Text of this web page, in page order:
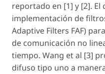
reportado en [1] y [2]. El
implementación de
Adaptive Filters FAF)
de comunicación no
tiempo. Wang et al [3]
difuso tipo uno a